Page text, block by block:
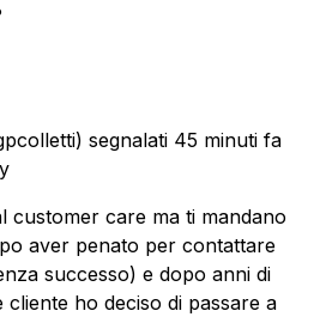
segnalati 45 minuti fa
customer care ma ti mandano
aver penato per contattare
successo) e dopo anni di
ho deciso di passare a